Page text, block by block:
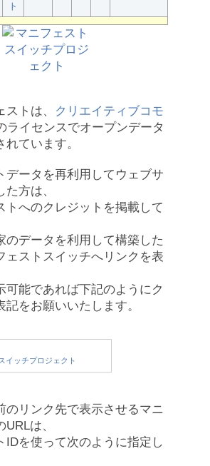
ト
トは、
クリエイティブコモ
ライセンスでオープンデータ
れています。
データを再利用してウェブサ
方は、
トへのクレジットを掲載して
のデータを利用して構築した
ェストスイッチへリンクを表
可能であれば下記のようにク
記をお願いいたします。
のリンク先で表示させるマニ
は、
IDを使って次のように指定し